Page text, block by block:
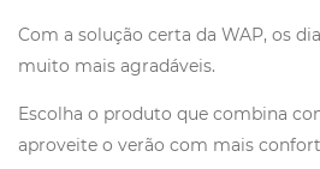
Com a solução certa da WAP, os
muito mais agradáveis.
Escolha o produto que combina
aproveite o verão com mais